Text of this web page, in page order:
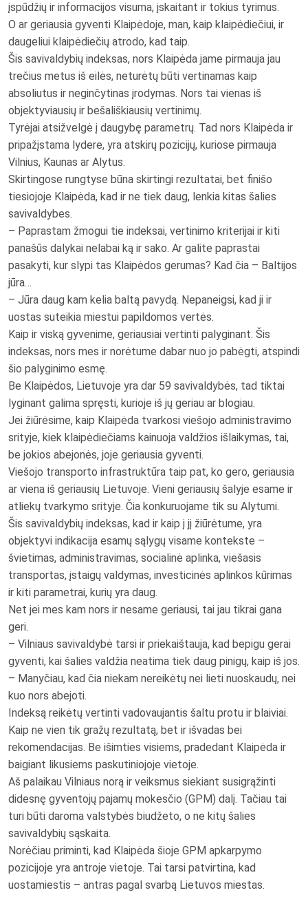
įspūdžių ir informacijos visuma, įskaitant ir tokius tyrimus.
O ar geriausia gyventi Klaipėdoje, man, kaip klaipėdiečiui, ir
daugeliui klaipėdiečių atrodo, kad taip.
Šis savivaldybių indeksas, nors Klaipėda jame pirmauja jau
trečius metus iš eilės, neturėtų būti vertinamas kaip
absoliutus ir neginčytinas įrodymas. Nors tai vienas iš
objektyviausių ir bešališkiausių vertinimų.
Tyrėjai atsižvelgė į daugybę parametrų. Tad nors Klaipėda ir
pripažįstama lydere, yra atskirų pozicijų, kuriose pirmauja
Vilnius, Kaunas ar Alytus.
Skirtingose rungtyse būna skirtingi rezultatai, bet finišo
tiesiojoje Klaipėda, kad ir ne tiek daug, lenkia kitas šalies
savivaldybes.
– Paprastam žmogui tie indeksai, vertinimo kriterijai ir kiti
panašūs dalykai nelabai ką ir sako. Ar galite paprastai
pasakyti, kur slypi tas Klaipėdos gerumas? Kad čia – Baltijos
jūra…
– Jūra daug kam kelia baltą pavydą. Nepaneigsi, kad ji ir
uostas suteikia miestui papildomos vertės.
Kaip ir viską gyvenime, geriausiai vertinti palyginant. Šis
indeksas, nors mes ir norėtume dabar nuo jo pabėgti, atspindi
šio palyginimo esmę.
Be Klaipėdos, Lietuvoje yra dar 59 savivaldybės, tad tiktai
lyginant galima spręsti, kurioje iš jų geriau ar blogiau.
Jei žiūrėsime, kaip Klaipėda tvarkosi viešojo administravimo
srityje, kiek klaipėdiečiams kainuoja valdžios išlaikymas, tai,
be jokios abejonės, joje geriausia gyventi.
Viešojo transporto infrastruktūra taip pat, ko gero, geriausia
ar viena iš geriausių Lietuvoje. Vieni geriausių šalyje esame ir
atliekų tvarkymo srityje. Čia konkuruojame tik su Alytumi.
Šis savivaldybių indeksas, kad ir kaip į jį žiūrėtume, yra
objektyvi indikacija esamų sąlygų visame kontekste –
švietimas, administravimas, socialinė aplinka, viešasis
transportas, įstaigų valdymas, investicinės aplinkos kūrimas
ir kiti parametrai, kurių yra daug.
Net jei mes kam nors ir nesame geriausi, tai jau tikrai gana
geri.
– Vilniaus savivaldybė tarsi ir priekaištauja, kad bepigu gerai
gyventi, kai šalies valdžia neatima tiek daug pinigų, kaip iš jos.
– Manyčiau, kad čia niekam nereikėtų nei lieti nuoskaudų, nei
kuo nors abejoti.
Indeksą reikėtų vertinti vadovaujantis šaltu protu ir blaiviai.
Kaip ne vien tik gražų rezultatą, bet ir išvadas bei
rekomendacijas. Be išimties visiems, pradedant Klaipėda ir
baigiant likusiems paskutiniojoje vietoje.
Aš palaikau Vilniaus norą ir veiksmus siekiant susigrąžinti
didesnę gyventojų pajamų mokesčio (GPM) dalį. Tačiau tai
turi būti daroma valstybės biudžeto, o ne kitų šalies
savivaldybių sąskaita.
Norėčiau priminti, kad Klaipėda šioje GPM apkarpymo
pozicijoje yra antroje vietoje. Tai tarsi patvirtina, kad
uostamiestis – antras pagal svarbą Lietuvos miestas.